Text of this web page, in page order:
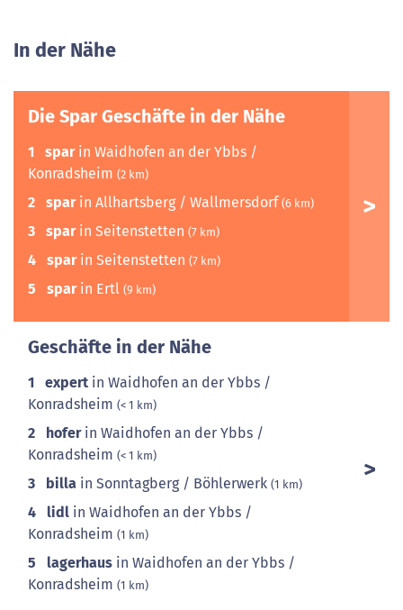
In der Nähe
Die Spar Geschäfte in der Nähe
1 sparin Waidhofen an der Ybbs /
Konradsheim (2 km)
2 sparin Allhartsberg / Wallmersdorf (6 km)
3 sparin Seitenstetten (7 km)
4 sparin Seitenstetten (7 km)
5 sparin Ertl (9 km)
Geschäfte in der Nähe
1 expert in Waidhofen an der Ybbs /
Konradsheim (< 1 km)
2 hoferin Waidhofen an der Ybbs /
Konradsheim (< 1 km)
3 billa in Sonntagberg / Böhlerwerk (1 km)
4 lidl in Waidhofen an der Ybbs /
Konradsheim (1 km)
5 lagerhaus in Waidhofen an der Ybbs /
Konradsheim (1 km)